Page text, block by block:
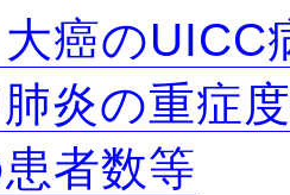
癌のUICC
炎の重症
者数等